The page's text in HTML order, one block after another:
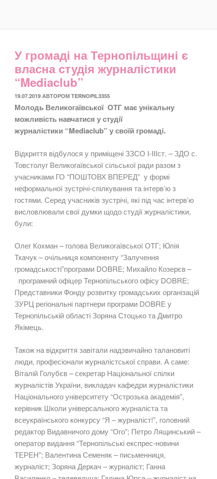
У громаді на Тернопільщині є
власна студія журналістики
“Mediaclub”
ОПУБЛІКОВАНО
19.07.2019 АВТОРОМ TERNOPIL3355
Молодь Великогаївської ОТГ має унікальну
можливість навчатися у студії
журналістики “Mediaclub” у своїй громаді.
Відкриття відбулося у приміщені ЗЗСО І-ІІІст. – ЗДО с.
Товстолуг Великогаївської сільської ради разом з
учасниками ГО “ПОШТОВХ ВПЕРЕД” у формі
неформальної зустрічі-спілкування та інтерв’ю з
гостями. Серед учасників зустрічі, які під час інтерв’ю
висловлювали свої думки щодо студії журналістики,
були:
Олег Кохман – голова Великогаївської ОТГ; Юлія
Ткачук – очільниця компоненту “Залучення
громадськості”програми DOBRE; Михайло Козерєв –
програмний офіцер Тернопільського офісу DOBRE;
Представники Фонду розвитку громадських організацій
ЗУРЦ регіональні партнери програми DOBRE у
Тернопільській області Зоряна Стоцько та Дмитро
Якімець.
Також на відкриття завітали надзвичайно талановиті
люди, професіонали журналістської справи. А саме:
Віталій Голубєв – секретар Національної спілки
журналістів України, викладач кафедри журналістики
Національного університету “Острозька академія”,
керівник Школи універсального журналіста та
всеукраїнського конкурсу “Я – журналіст!”, головний
редактор Видавничого дому “Ого”; Петро Лящинський –
оператор видання “Тернопільські експрес-новини
ТЕРЕН”; Валентина Семеняк – письменниця,
журналіст; Зоряна Деркач – журналіст; Ганна